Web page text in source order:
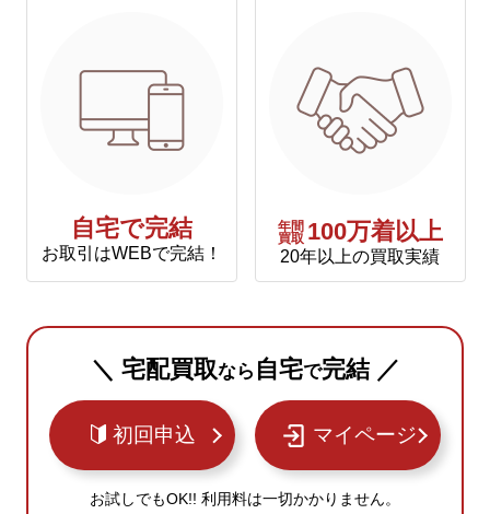
自宅で完結
お取引はWEBで完結！
年間
買取 100万着以上
20年以上の買取実績
＼ 宅配買取なら 自宅で完結 ／
初回申込 マイページ
お試しでもOK!! 利用料は一切かかりません。